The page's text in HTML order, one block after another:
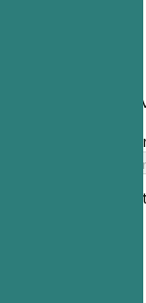
Déposez votre
PDF, DOCX, TXT
Ajoutez votre CV
Vos fichiers